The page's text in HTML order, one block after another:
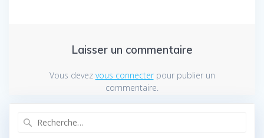
Laisser un commentaire
Vous devez vous connecterpour publier un
commentaire.